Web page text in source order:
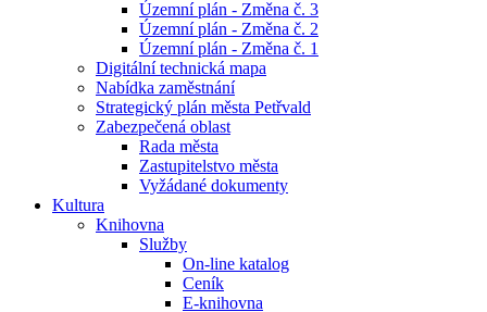
Územní plán - Změna č. 3
Územní plán - Změna č. 2
Územní plán - Změna č. 1
Digitální technická mapa
Nabídka zaměstnání
Strategický plán města Petřvald
Zabezpečená oblast
Rada města
Zastupitelstvo města
Vyžádané dokumenty
Kultura
Knihovna
Služby
On-line katalog
Ceník
E-knihovna